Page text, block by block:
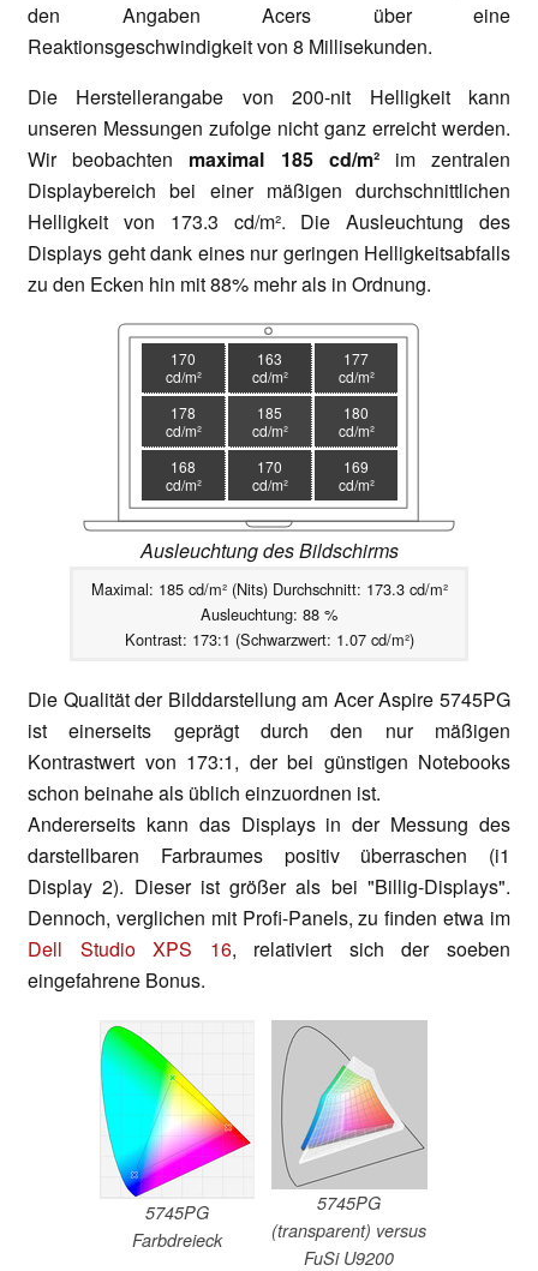
den Angaben Acers über eine
Reaktionsgeschwindigkeit von 8 Millisekunden.
Die Herstellerangabe von 200-nit Helligkeit kann
unseren Messungen zufolge nicht ganz erreicht werden.
Wir beobachten maximal 185 cd/m²im zentralen
Displaybereich bei einer mäßigen durchschnittlichen
Helligkeit von 173.3 cd/m². Die Ausleuchtung des
Displays geht dank eines nur geringen Helligkeitsabfalls
zu den Ecken hin mit 88% mehr als in Ordnung.
170
cd/m²
163
cd/m²
177
cd/m²
178
cd/m²
185
cd/m²
180
cd/m²
168
cd/m²
170
cd/m²
169
cd/m²
Ausleuchtung des Bildschirms
Maximal: 185 cd/m² (Nits) Durchschnitt: 173.3 cd/m²
Ausleuchtung: 88 %
Kontrast: 173:1 (Schwarzwert: 1.07 cd/m²)
Die Qualität der Bilddarstellung am Acer Aspire 5745PG
ist einerseits geprägt durch den nur mäßigen
Kontrastwert von 173:1, der bei günstigen Notebooks
schon beinahe als üblich einzuordnen ist.
Andererseits kann das Displays in der Messung des
darstellbaren Farbraumes positiv überraschen (i1
Display 2). Dieser ist größer als bei "Billig-Displays".
Dennoch, verglichen mit Profi-Panels, zu finden etwa im
Dell Studio XPS 16, relativiert sich der soeben
eingefahrene Bonus.
5745PG
Farbdreieck
5745PG
(transparent) versus
FuSi U9200